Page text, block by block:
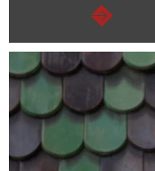
Tovább